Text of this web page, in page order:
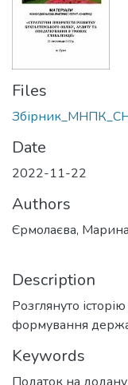
Files
Date
2022-11-22
Authors
Єрмолаєва,
Description
Розглянуто
формування
Keywords